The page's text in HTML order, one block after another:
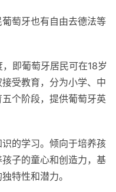
萄牙也有自由去德法等
即葡萄牙居民可在18岁
受教育，分为小学、中
个阶段，提供葡萄牙英
的学习。倾向于培养孩
子的童心和创造力，基
特性和潜力。